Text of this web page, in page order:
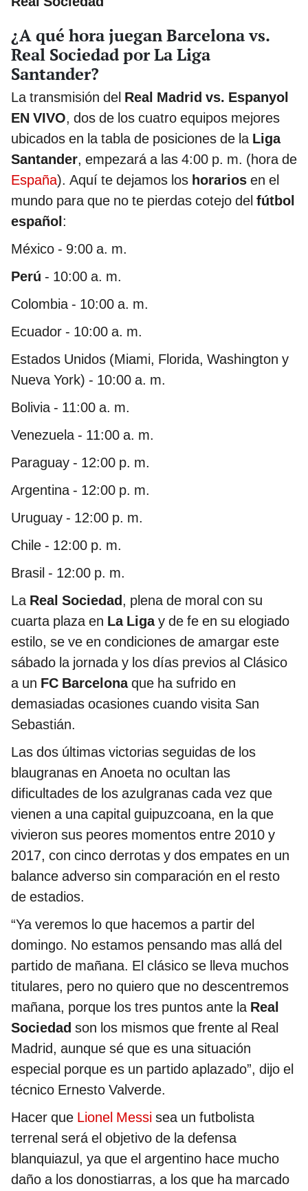
¿A qué hora juegan Barcelona vs.
Real Sociedad por La Liga
Santander?
La transmisión del Real Madrid vs. Espanyol
EN VIVO, dos de los cuatro equipos mejores
ubicados en la tabla de posiciones de la Liga
Santander, empezará a las 4:00 p. m. (hora de
España). Aquí te dejamos los horarios en el
mundo para que no te pierdas cotejo del fútbol
español:
México - 9:00 a. m.
Perú - 10:00 a. m.
Colombia - 10:00 a. m.
Ecuador - 10:00 a. m.
Estados Unidos (Miami, Florida, Washington y
Nueva York) - 10:00 a. m.
Bolivia - 11:00 a. m.
Venezuela - 11:00 a. m.
Paraguay - 12:00 p. m.
Argentina - 12:00 p. m.
Uruguay - 12:00 p. m.
Chile - 12:00 p. m.
Brasil - 12:00 p. m.
La Real Sociedad, plena de moral con su
cuarta plaza en La Ligay de fe en su elogiado
estilo, se ve en condiciones de amargar este
sábado la jornada y los días previos al Clásico
a un FC Barcelonaque ha sufrido en
demasiadas ocasiones cuando visita San
Sebastián.
Las dos últimas victorias seguidas de los
blaugranas en Anoeta no ocultan las
dificultades de los azulgranas cada vez que
vienen a una capital guipuzcoana, en la que
vivieron sus peores momentos entre 2010 y
2017, con cinco derrotas y dos empates en un
balance adverso sin comparación en el resto
de estadios.
“Ya veremos lo que hacemos a partir del
domingo. No estamos pensando mas allá del
partido de mañana. El clásico se lleva muchos
titulares, pero no quiero que no descentremos
mañana, porque los tres puntos ante la Real
Sociedad son los mismos que frente al Real
Madrid, aunque sé que es una situación
especial porque es un partido aplazado”, dijo el
técnico Ernesto Valverde.
Hacer que Lionel Messi sea un futbolista
terrenal será el objetivo de la defensa
blanquiazul, ya que el argentino hace mucho
daño a los donostiarras, a los que ha marcado